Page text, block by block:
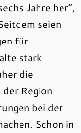
Jahre her“,
seien
für
stark
die
Region
bei der
Schon in